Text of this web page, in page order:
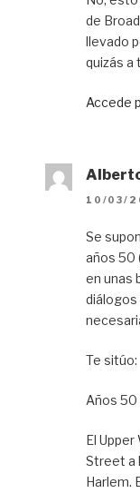
de
llevado
quizás a
Accede
10/03/
Se
años 50
en unas
diálogos
Te sitúo:
Años 50
El
Street a
Harlem.